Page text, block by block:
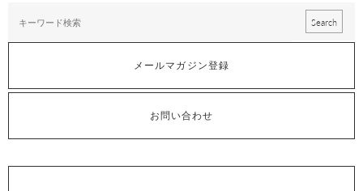
メールマガジン登録
お問い合わせ